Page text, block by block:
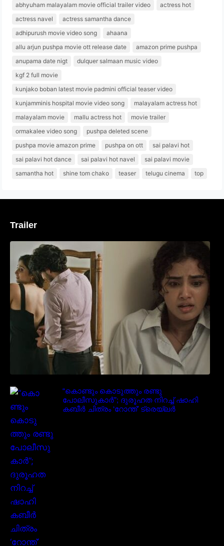
abhyuham malayalam movie official trailer video
actress hot
actress navel
actress samantha dance
adhipurush movie video song
ahaana
allu arjun pushpa movie ott release date
amazon prime pushpa
anupama date nigt
dulquer salmaan music video
kgf 2 full movie
kunjako boban latest movie padmini official teaser video
kunjamminis hospital movie video song
malayalam actress hot
malayalam movie
mallu actress hot
movie trailer
ormakalee video song
pushpa deleted scene
pushpa movie amazon prime
pushpa on ott
sai palavi hot
sai palavi hot dance
sai palavi hot navel
sai palavi movie
samantha hot
shine tom chako teaser telugu cinema top
Trailer
‘മരീചിക’യുമായി അനുപമ പരമേശ്വരൻ;
മിസ്റ്ററി ത്രില്ലർ ട്രെയിലർ
വൈറലാകുന്നു..
“കൊണ്ടും കൊടുത്തും രണ്ടു
പോലീസുകാർ”; ദുരൂഹത നിറച്ച് ഷാഹി
കബീർ ചിത്രം ‘റോന്ത്’ ട്രെയ്‌ലർ